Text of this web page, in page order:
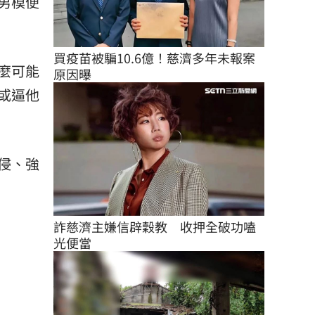
可能
逼他
、強
買疫苗被騙10.6億！慈濟多年未報案
原因曝
詐慈濟主嫌信辟穀教　收押全破功嗑
光便當